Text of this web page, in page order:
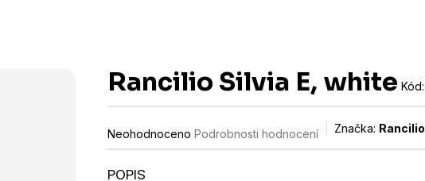
Rancilio Silvia E, white Kód:
Průměrné
hodnocení
je
Neohodnoceno Podrobnosti hodnocení Značka: Rancilio